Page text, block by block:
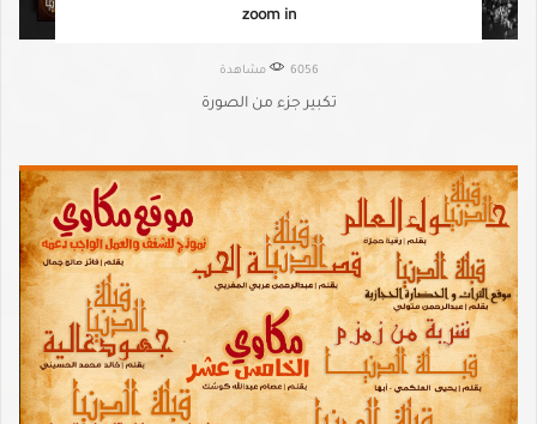
zoom in
6056 مشاهدة
تكبير جزء من الصورة